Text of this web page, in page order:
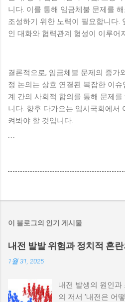
니다. 이를 통해 임금체불 문제를
조성하기 위한 노력이 필요합니다.
인 대화와 협력관계 형성이 이루어
결론적으로, 임금체불 문제의 증가
정 논의는 상호 연결된 복잡한 이
계 간의 사회적 합의를 통해 문제
니다. 향후 다가오는 임시국회에서
켜봐야 할 것입니다.
```
이 블로그의 인기 게시물
내전 발발 위험과 정치적 혼
1월 31, 2025
내전 발생의 원인과
의 저서 '내전은 어